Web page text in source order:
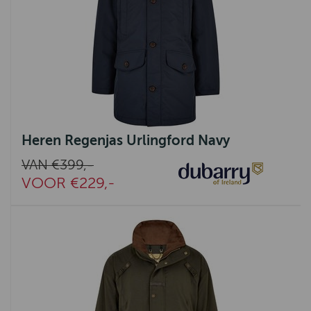
Heren Regenjas Urlingford Navy
VAN €399,-
VOOR €229,-